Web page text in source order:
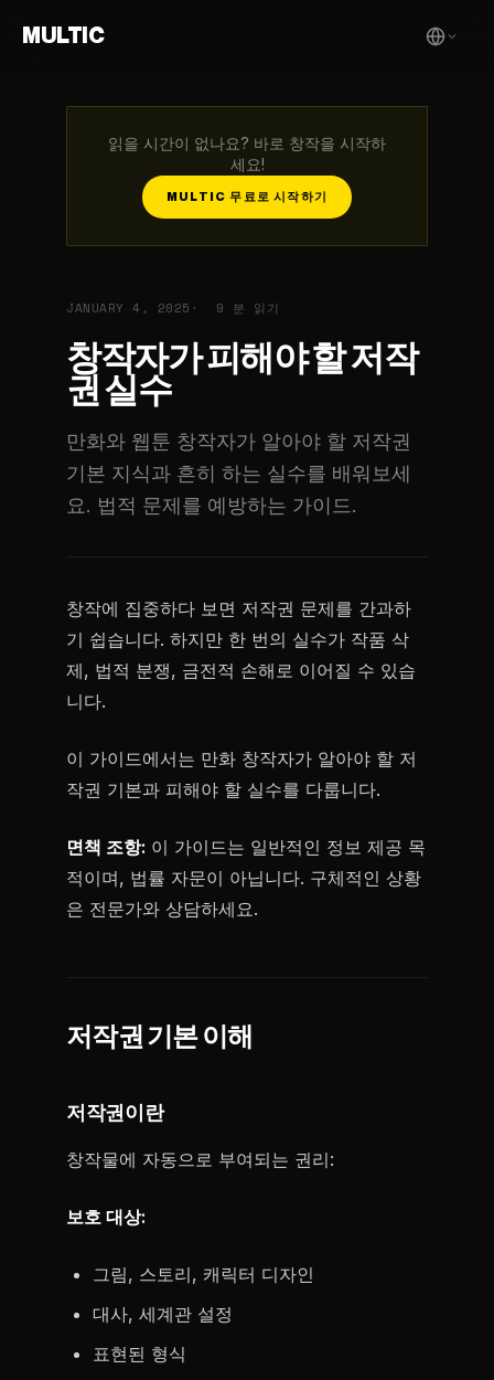
MULTIC
읽을 시간이 없나요? 바로 창작을 시작하
세요!
MULTIC 무료로 시작하기
JANUARY 4, 2025 9 분 읽기
창작자가 피해야 할 저작
권 실수
만화와 웹툰 창작자가 알아야 할 저작권
기본 지식과 흔히 하는 실수를 배워보세
요. 법적 문제를 예방하는 가이드.
창작에 집중하다 보면 저작권 문제를 간과하
기 쉽습니다. 하지만 한 번의 실수가 작품 삭
제, 법적 분쟁, 금전적 손해로 이어질 수 있습
니다.
이 가이드에서는 만화 창작자가 알아야 할 저
작권 기본과 피해야 할 실수를 다룹니다.
면책 조항: 이 가이드는 일반적인 정보 제공 목
적이며, 법률 자문이 아닙니다. 구체적인 상황
은 전문가와 상담하세요.
저작권 기본 이해
저작권이란
창작물에 자동으로 부여되는 권리:
보호 대상:
그림, 스토리, 캐릭터 디자인
대사, 세계관 설정
표현된 형식